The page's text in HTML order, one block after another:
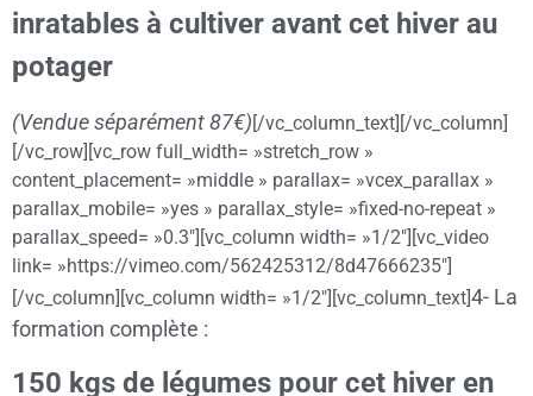
inratables à cultiver avant cet hiver au
potager
(Vendue séparément 87€)[/vc_column_text][/vc_column]
[/vc_row][vc_row full_width= »stretch_row »
content_placement= »middle » parallax= »vcex_parallax »
parallax_mobile= »yes » parallax_style= »fixed-no-repeat »
parallax_speed= »0.3″][vc_column width= »1/2″][vc_video
link= »https://vimeo.com/562425312/8d47666235″]
[/vc_column][vc_column width= »1/2″][vc_column_text]4- La
formation complète :
150 kgs de légumes pour cet hiver en